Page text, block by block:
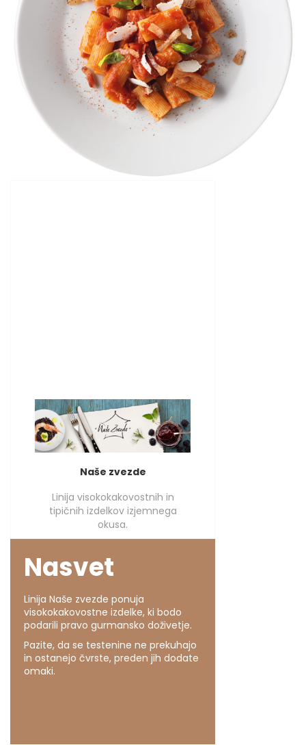
Naše zvezde
Linija visokokakovostnih in
tipičnih izdelkov izjemnega
okusa.
Nasvet
Linija Naše zvezde ponuja
visokokakovostne izdelke, ki bodo
podarili pravo gurmansko doživetje.
Pazite, da se testenine ne prekuhajo
in ostanejo čvrste, preden jih dodate
omaki.